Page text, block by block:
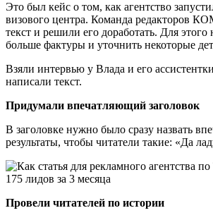
Это был кейс о том, как агентство
визового центра. Команда редакторов
текст и решили его доработать. Для
больше фактуры и уточнить некоторые
Взяли интервью у Влада и его
написали текст.
Придумали впечатляющий заголовок
В заголовке нужно было сразу назвать
результаты, чтобы читатели такие: «Да
Провели читателей по истории